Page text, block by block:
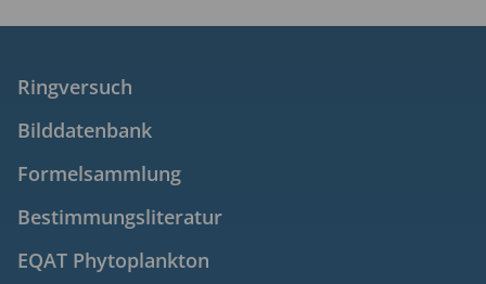
Ringversuch
Bilddatenbank
Formelsammlung
Bestimmungsliteratur
EQAT Phytoplankton